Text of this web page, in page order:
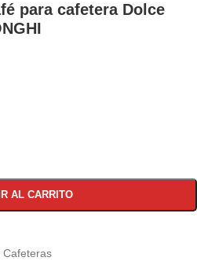
para cafetera Dolce
AL CARRITO
Cafeteras